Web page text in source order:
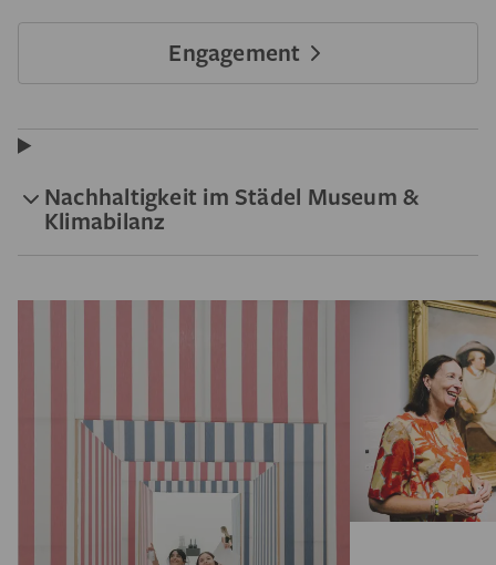
Engagement
Nachhaltigkeit im Städel Museum &
Klimabilanz